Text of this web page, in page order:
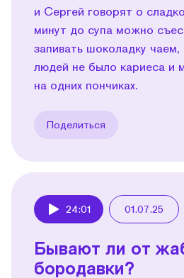
и Сергей говорят о
минут до супа можно
запивать шоколадку чаем,
людей не было кариеса и
на одних пончиках.
Поделиться
24:01 01.07.25
Бывают ли от
бородавки?